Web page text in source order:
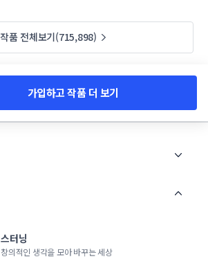
작품 전체보기(715,898)
가입하고 작품 더 보기
스터닝
창의적인 생각을 모아 바꾸는 세상